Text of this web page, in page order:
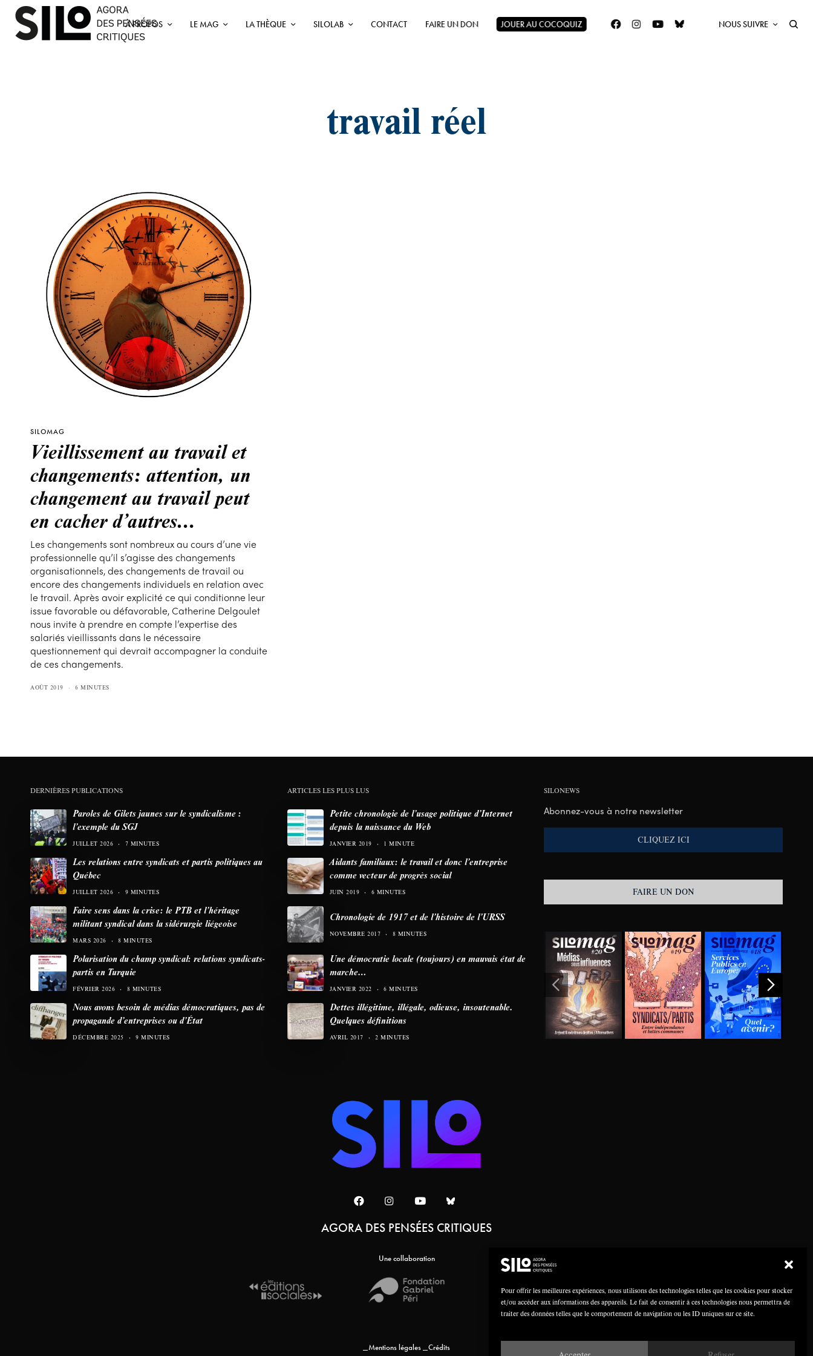
Pour offrir les meilleures expériences, nous utilisons des technologies telles que les cookies pour stocker
et/ou accéder aux informations des appareils. Le fait de consentir à ces technologies nous permettra de
traiter des données telles que le comportement de navigation ou les ID uniques sur ce site.
À PROPOS LE MAG LA THÈQUE SILOLAB CONTACT FAIRE UN DON JOUER AU COCOQUIZ NOUS SUIVRE
travail réel
SILOMAG
Vieillissement au travail et
changements: attention, un
changement au travail peut
en cacher d’autres…
Les changements sont nombreux au cours d’une vie
professionnelle qu’il s’agisse des changements
organisationnels, des changements de travail ou
encore des changements individuels en relation avec
le travail. Après avoir explicité ce qui conditionne leur
issue favorable ou défavorable, Catherine Delgoulet
nous invite à prendre en compte l’expertise des
salariés vieillissants dans le nécessaire
questionnement qui devrait accompagner la conduite
de ces changements.
AOÛT 2019 6 MINUTES
DERNIÈRES PUBLICATIONS
Paroles de Gilets jaunes sur le syndicalisme :
l’exemple du SGJ
JUILLET 2026 7 MINUTES
Les relations entre syndicats et partis politiques au
Québec
JUILLET 2026 9 MINUTES
Faire sens dans la crise: le PTB et l’héritage
militant syndical dans la sidérurgie liégeoise
MARS 2026 8 MINUTES
Polarisation du champ syndical: relations syndicats-
partis en Turquie
FÉVRIER 2026 8 MINUTES
Nous avons besoin de médias démocratiques, pas de
propagande d’entreprises ou d’État
DÉCEMBRE 2025 9 MINUTES
ARTICLES LES PLUS LUS
Petite chronologie de l’usage politique d’Internet
depuis la naissance du Web
JANVIER 2019 1 MINUTE
Aidants familiaux: le travail et donc l’entreprise
comme vecteur de progrès social
JUIN 2019 6 MINUTES
Chronologie de 1917 et de l’histoire de l’URSS
NOVEMBRE 2017 8 MINUTES
Une démocratie locale (toujours) en mauvais état de
marche…
JANVIER 2022 6 MINUTES
Dettes illégitime, illégale, odieuse, insoutenable.
Quelques définitions
AVRIL 2017 2 MINUTES
SILONEWS
Abonnez-vous à notre newsletter
CLIQUEZ ICI
FAIRE UN DON
AGORA DES PENSÉES CRITIQUES
Une collaboration
Mentions légales Crédits